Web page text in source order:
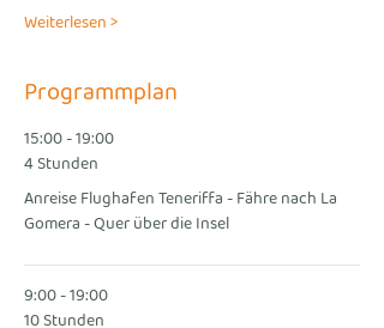
Weiterlesen >
Programmplan
15:00 - 19:00
4 Stunden
Anreise Flughafen Teneriffa - Fähre nach La
Gomera - Quer über die Insel
9:00 - 19:00
10 Stunden